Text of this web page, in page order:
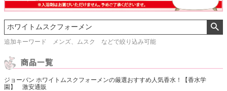
追加キーワード メンズ、ムスク などで絞り込み可能
ジョーバン ホワイトムスクフォーメンの厳選おすすめ人気香水！【香水学
園】 激安通販